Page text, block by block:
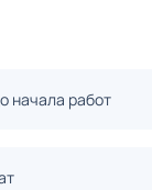
начала работ